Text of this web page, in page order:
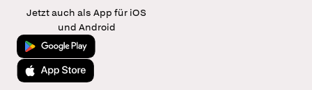
Jetzt auch als App für iOS
und Android
Jetzt bei Google Play
Laden im App Store